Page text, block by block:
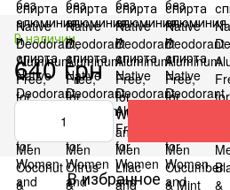
В наличии
640 грн
В избранное